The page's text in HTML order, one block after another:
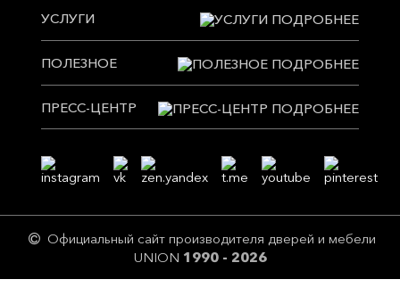
УСЛУГИ
ПОЛЕЗНОЕ
ПРЕСС-ЦЕНТР
Официальный сайт производителя дверей и мебели
UNION 1990 - 2026